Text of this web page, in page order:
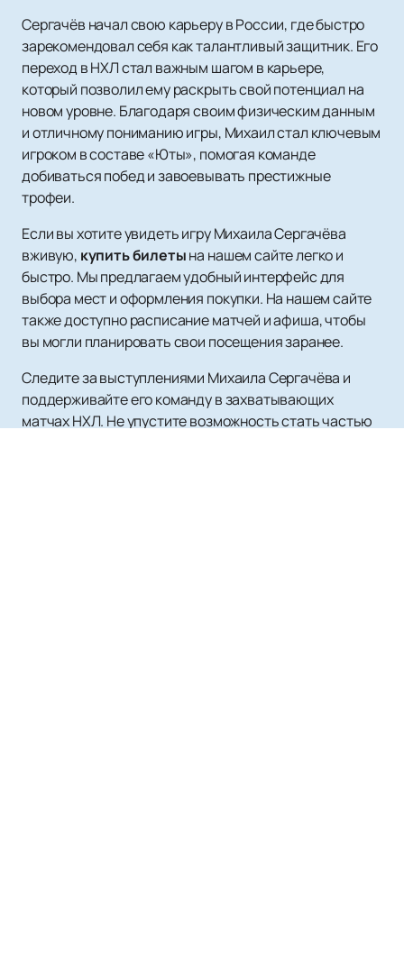
Сергачёв начал свою карьеру в России, где быстро
зарекомендовал себя как талантливый защитник. Его
переход в НХЛ стал важным шагом в карьере,
который позволил ему раскрыть свой потенциал на
новом уровне. Благодаря своим физическим данным
и отличному пониманию игры, Михаил стал ключевым
игроком в составе «Юты», помогая команде
добиваться побед и завоевывать престижные
трофеи.
Если вы хотите увидеть игру Михаила Сергачёва
вживую, купить билетына нашем сайте легко и
быстро. Мы предлагаем удобный интерфейс для
выбора мест и оформления покупки. На нашем сайте
также доступно расписание матчей и афиша, чтобы
вы могли планировать свои посещения заранее.
Следите за выступлениями Михаила Сергачёва и
поддерживайте его команду в захватывающих
матчах НХЛ. Не упустите возможность стать частью